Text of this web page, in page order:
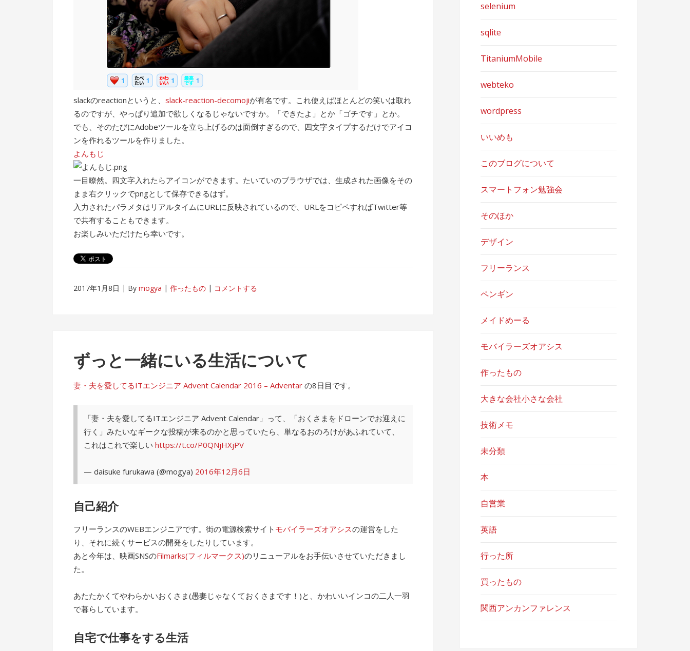
slackのreactionというと、 slack-reaction-decomojiが有名です。これ使えばほとんどの笑いは取れ
るのですが、やっぱり追加で欲しくなるじゃないですか。「できたよ」とか「ゴチです」とか。
でも、そのたびにAdobeツールを立ち上げるのは面倒すぎるので、四文字タイプするだけでアイコ
ンを作れるツールを作りました。
よんもじ
一目瞭然。四文字入れたらアイコンができます。たいていのブラウザでは、生成された画像をその
まま右クリックでpngとして保存できるはず。
入力されたパラメタはリアルタイムにURLに反映されているので、URLをコピペすればTwitter等
で共有することもできます。
お楽しみいただけたら幸いです。
2017年1月8日 By mogya 作ったもの コメントする
ずっと一緒にいる生活について
妻・夫を愛してるITエンジニア Advent Calendar 2016 – Adventar の8日目です。
「妻・夫を愛してるITエンジニア Advent Calendar」って、「おくさまをドローンでお迎えに
行く」みたいなギークな投稿が来るのかと思っていたら、単なるおのろけがあふれていて、
これはこれで楽しい https://t.co/P0QNjHXjPV
— daisuke furukawa (@mogya) 2016年12月6日
自己紹介
フリーランスのWEBエンジニアです。街の電源検索サイト モバイラーズオアシスの運営をした
り、それに続くサービスの開発をしたりしています。
あと今年は、映画SNSのFilmarks(フィルマークス)のリニューアルをお手伝いさせていただきまし
た。
あたたかくてやわらかいおくさま(愚妻じゃなくておくさまです！)と、かわいいインコの二人一羽
で暮らしています。
自宅で仕事をする生活
selenium
sqlite
TitaniumMobile
webteko
wordpress
いいめも
このブログについて
スマートフォン勉強会
そのほか
デザイン
フリーランス
ペンギン
メイドめーる
モバイラーズオアシス
作ったもの
大きな会社小さな会社
技術メモ
未分類
本
自営業
英語
行った所
買ったもの
関西アンカンファレンス